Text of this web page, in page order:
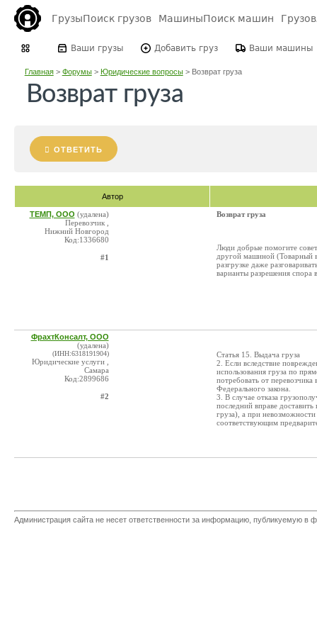
ГрузыПоиск грузов МашиныПоиск машин
Ваши грузы Добавить груз Ваши машины
Главная> Форумы> Юридические вопросы> Возврат груза
Возврат груза
ОТВЕТИТЬ
Автор
ТЕМП, ООО (удалена)
Перевозчик ,
Нижний Новгород
Код:1336680
#1
Возврат груза
Люди добрые помогите
другой машиной (Товарный
разгрузке даже
варианты разрешения спора
ФрахтКонсалт, ООО
(удалена)
(ИНН:6318191904)
Юридические услуги ,
Самара
Код:2899686
#2
Статья 15. Выдача груза
2. Если вследствие
использования груза по
потребовать от
Федерального закона.
3. В случае отказа
последний вправе
груза), а при невозможности
соответствующим
Администрация сайта не несет ответственности за информацию, публикуемую